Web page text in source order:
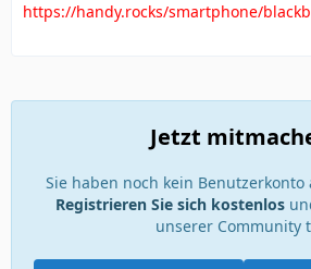
https://handy.rocks/smartphone/
Jetzt
Sie haben noch kein Benutzerkonto
Registrieren Sie sich kostenlos
unserer Community